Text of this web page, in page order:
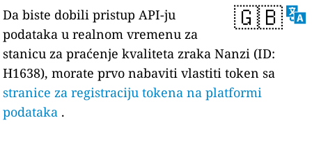
🇬🇧
Da biste dobili pristup API-ju
podataka u realnom vremenu za
stanicu za praćenje kvaliteta zraka Nanzi (ID:
H1638), morate prvo nabaviti vlastiti token sa
stranice za registraciju tokena na platformi
podataka .